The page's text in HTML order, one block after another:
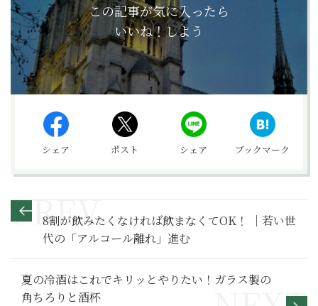
この記事が気に入ったら
いいね！しよう
シェア ポスト シェア ブックマーク
8割が飲みたくなければ飲まなくてOK！ ｜若い世
代の「アルコール離れ」進む
夏の冷酒はこれでキリッとやりたい！ガラス製の
角ちろりと酒杯